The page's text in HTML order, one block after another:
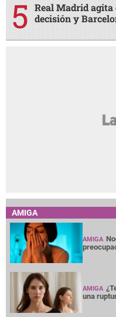
Real Madrid agita
decisión y
AMIGA
AMIGA
AMIGA
una